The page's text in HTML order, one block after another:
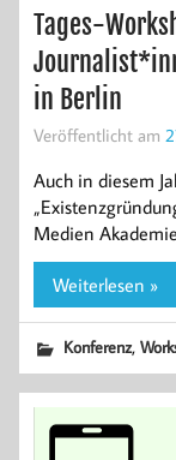
Tages-
in Berlin
Veröffentlicht am
Auch in diesem
Medien
Weiterlesen »
Konferenz,